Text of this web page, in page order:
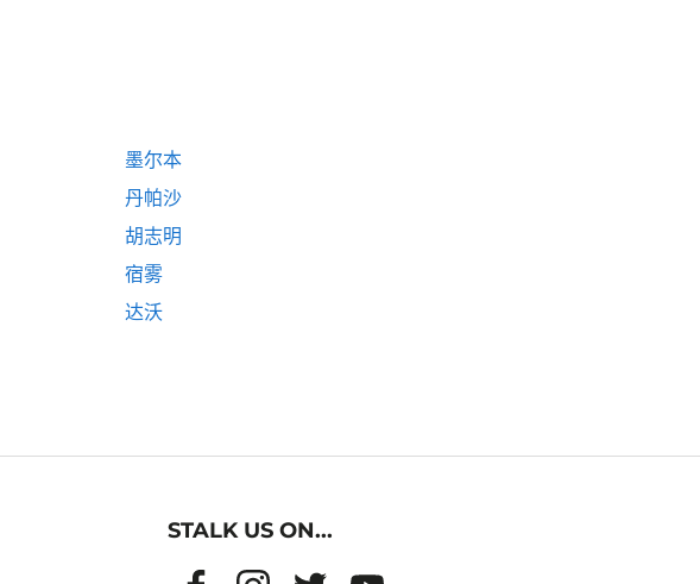
墨尔本
丹帕沙
胡志明
宿雾
达沃
STALK US ON...